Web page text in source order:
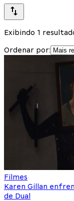
Exibindo 1
Ordenar por:
Filmes
Karen Gillan
de Dual